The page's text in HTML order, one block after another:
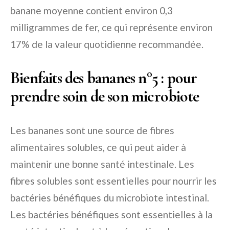
banane moyenne contient environ 0,3
milligrammes de fer, ce qui représente environ
17% de la valeur quotidienne recommandée.
Bienfaits des bananes n°5 : pour
prendre soin de son microbiote
Les bananes sont une source de fibres
alimentaires solubles, ce qui peut aider à
maintenir une bonne santé intestinale. Les
fibres solubles sont essentielles pour nourrir les
bactéries bénéfiques du microbiote intestinal.
Les bactéries bénéfiques sont essentielles à la